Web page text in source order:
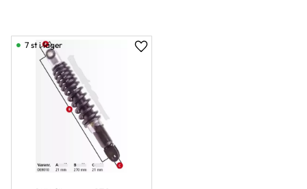
Lägg till i favoriter
7 st i lager